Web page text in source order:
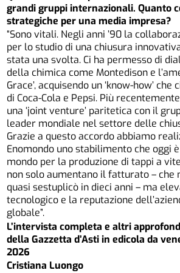
grandi gruppi internazionali. Quanto
strategiche per una media impresa?
“Sono vitali. Negli anni ’90 la
per lo studio di una chiusura
stata una svolta. Ci ha permesso di
della chimica come Montedison e
Grace’, acquisendo un ‘know-how’
di Coca-Cola e Pepsi. Più
una ‘joint venture’ paritetica con il
leader mondiale nel settore delle
Grazie a questo accordo abbiamo
Enomondo uno stabilimento che oggi
mondo per la produzione di tappi a
non solo aumentano il fatturato – che
quasi sestuplicò in dieci anni – ma
tecnologico e la reputazione
globale”.
L’intervista completa e altri
della Gazzetta d’Asti in edicola da
2026
Cristiana Luongo